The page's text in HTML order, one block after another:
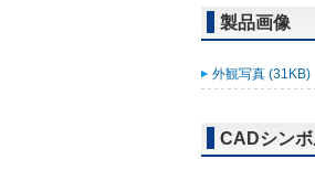
製品画像
外観写真 (31KB)
CADシン